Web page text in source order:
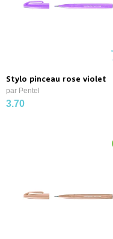
Stylo pinceau rose violet
par Pentel
3.70